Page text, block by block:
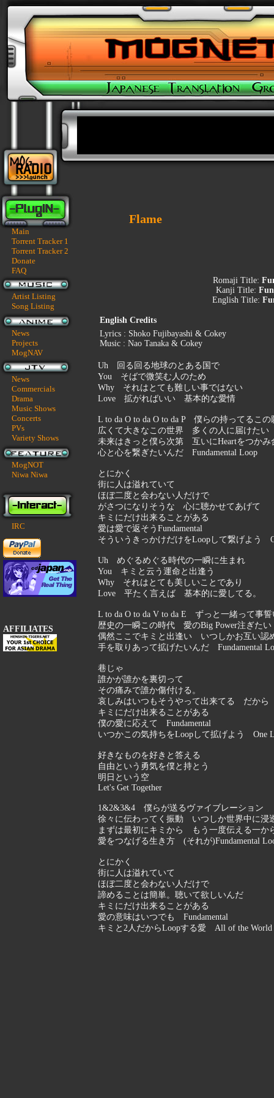
Main
Torrent Tracker 1
Torrent Tracker 2
Donate
FAQ
Artist Listing
Song Listing
News
Projects
MogNAV
News
Commercials
Drama
Music Shows
Concerts
PVs
Variety Shows
MogNOT
Niwa Niwa
IRC
AFFILIATES
Flame
Romaji Title:
Kanji Title:
English Title:
English Credits
Lyrics : Shoko Fujibayashi & Cokey
Music : Nao Tanaka & Cokey
Uh 回る回る地球のとある国で
You そばで微笑む人のため
Why それはとても難しい事ではない
Love 拡がればいい 基本的な愛情
L to da O to da O to da P 僕らの持ってるこの
広くて大きなこの世界 多くの人に届けたい
未来はきっと僕ら次第 互いにHeartをつかみ
心と心を繋ぎたいんだ Fundamental Loop
とにかく
街に人は溢れていて
ほぼ二度と会わない人だけで
がさつになりそうな 心に聴かせてあげて
キミにだけ出来ることがある
愛は愛で返そうFundamental
そういうきっかけだけをLoopして繋げよう
Uh めぐるめぐる時代の一瞬に生まれ
You キミと云う運命と出逢う
Why それはとても美しいことであり
Love 平たく言えば 基本的に愛してる。
L to da O to da V to da E ずっと一緒って事誓
歴史の一瞬この時代 愛のBig Power注ぎたい
偶然ここでキミと出逢い いつしかお互い認
手を取りあって拡げたいんだ Fundamental
巷じゃ
誰かが誰かを裏切って
その痛みで誰か傷付ける。
哀しみはいつもそうやって出来てる だから
キミにだけ出来ることがある
僕の愛に応えて Fundamental
いつかこの気持ちをLoopして拡げよう One
好きなものを好きと答える
自由という勇気を僕と持とう
明日という空
Let's Get Together
1&2&3&4 僕らが送るヴァイブレーション
徐々に伝わってく振動 いつしか世界中に浸
まずは最初にキミから もう一度伝える一か
愛をつなげる生き方 (それが)Fundamental
とにかく
街に人は溢れていて
ほぼ二度と会わない人だけで
諦めることは簡単。聴いて欲しいんだ
キミにだけ出来ることがある
愛の意味はいつでも Fundamental
キミと2人だからLoopする愛 All of the World